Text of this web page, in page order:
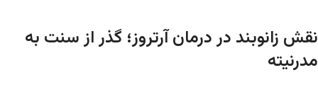
نقش زانوبند در درمان آرتروز؛ گذر از سنت به
مدرنیته